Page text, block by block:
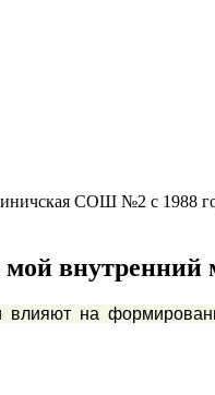
СОШ №2 с 1988
внутренний
на